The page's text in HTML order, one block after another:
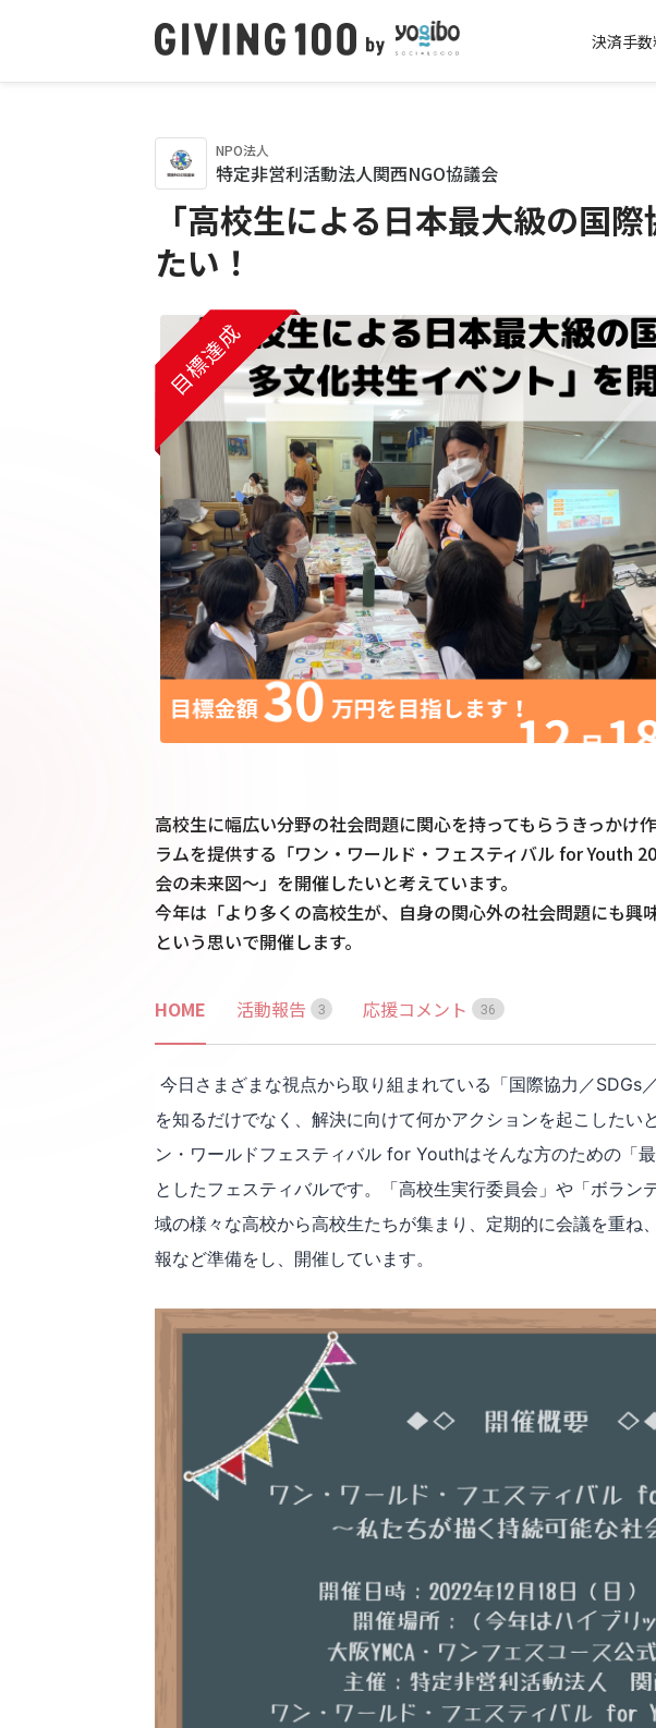
決済手
特定非営利活動法人関西NGO協議会
NPO法人
「高校生による日本最大級の国
たい！
目標達成
高校生に幅広い分野の社会問題に関心を持ってもらうきっかけ
ラムを提供する「ワン・ワールド・フェスティバル for Youth
会の未来図～」を開催したいと考えています。
今年は「より多くの高校生が、自身の関心外の社会問題にも興
という思いで開催します。
HOME 活動報告 3 応援コメント 36
今日さまざまな視点から取り組まれている「国際協力／SDGs
を知るだけでなく、解決に向けて何かアクションを起こしたい
ン・ワールドフェスティバル for Youthはそんな方のための「
としたフェスティバルです。「高校生実行委員会」や「ボラン
域の様々な高校から高校生たちが集まり、定期的に会議を重ね
報など準備をし、開催しています。